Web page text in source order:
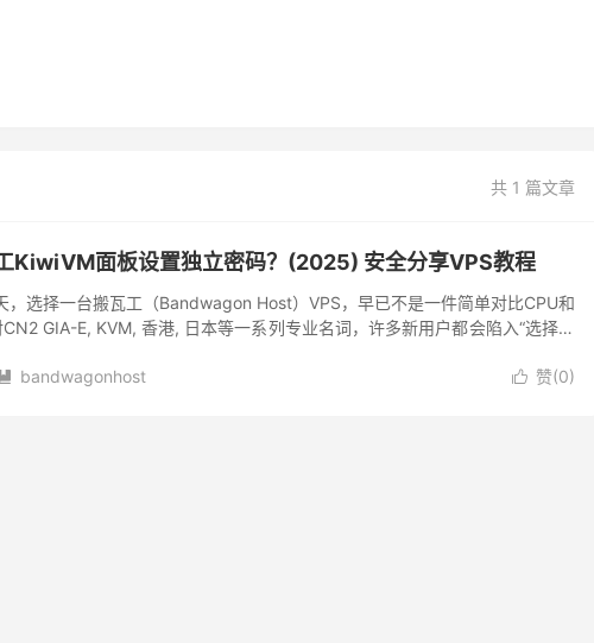
共 1 篇文章
KiwiVM面板设置独立密码？(2025) 安全分享VPS教程
，选择一台搬瓦工（Bandwagon Host）VPS，早已不是一件简单对比CPU和
GIA-E, KVM, 香港, 日本等一系列专业名词，许多新用户都会陷入“选择困
 赞(0)
 bandwagonhost